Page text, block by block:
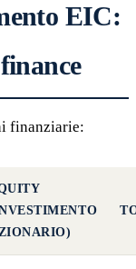
EIC:
finanziarie: